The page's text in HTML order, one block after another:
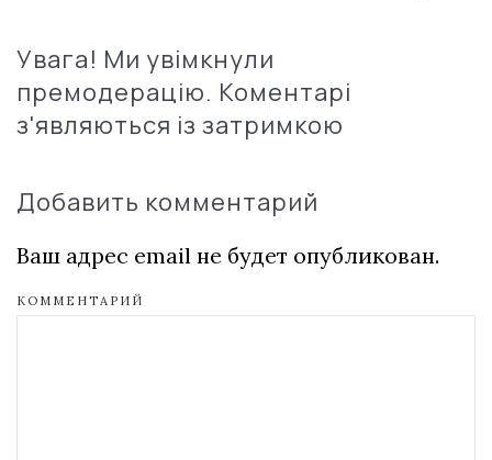
Увага! Ми увімкнули
премодерацію. Коментарі
з'являються із затримкою
Добавить комментарий
Ваш адрес email не будет опубликован.
КОММЕНТАРИЙ